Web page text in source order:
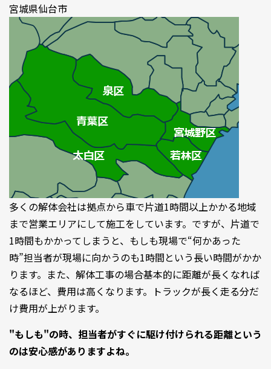
宮城県仙台市
多くの解体会社は拠点から車で片道1時間以上かかる地域
まで営業エリアにして施工をしています。ですが、片道で
1時間もかかってしまうと、もしも現場で“何かあった
時”担当者が現場に向かうのも1時間という長い時間がかか
ります。また、解体工事の場合基本的に距離が長くなれば
なるほど、費用は高くなります。トラックが長く走る分だ
け費用が上がります。
"もしも"の時、担当者がすぐに駆け付けられる距離という
のは安心感がありますよね。